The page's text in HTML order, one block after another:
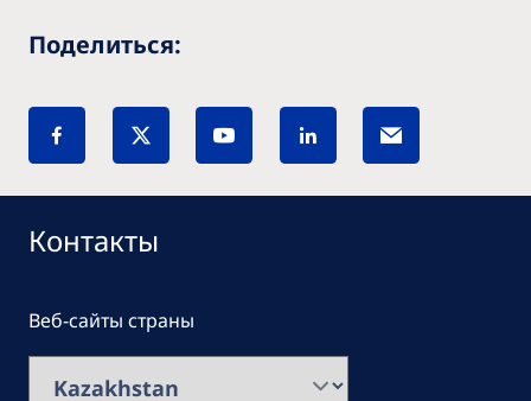
Поделиться:
Контакты
Веб-сайты страны